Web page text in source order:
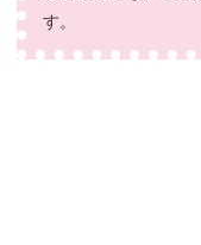
す。